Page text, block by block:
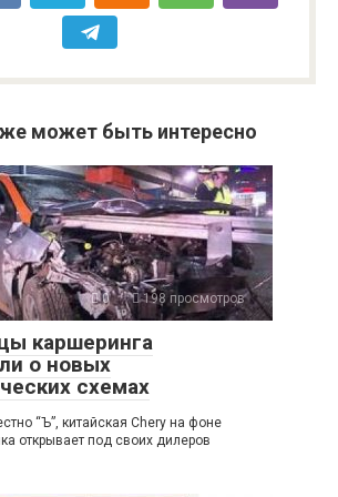
может быть интересно
0 198 просмотров
каршеринга
о новых
схемах
“Ъ”, китайская Chery на фоне
открывает под своих дилеров